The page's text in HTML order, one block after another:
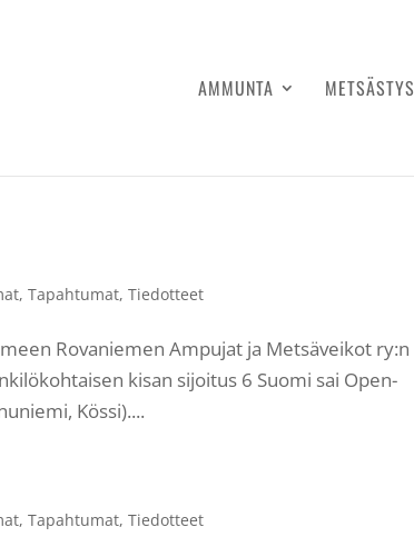
AMMUNTA METSÄSTYS
,Tapahtumat,Tiedotteet
Rovaniemen Ampujat ja Metsäveikot ry:n
kisan sijoitus 6 Suomi sai Open-
Kössi)....
,Tapahtumat,Tiedotteet